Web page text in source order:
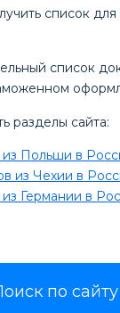
список для
список
разделы сайта:
из Польши в
из Чехии в
из Германии в
по сайту